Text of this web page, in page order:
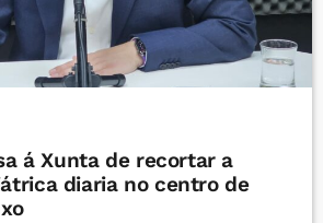
á Xunta de recortar a
diaria no centro de